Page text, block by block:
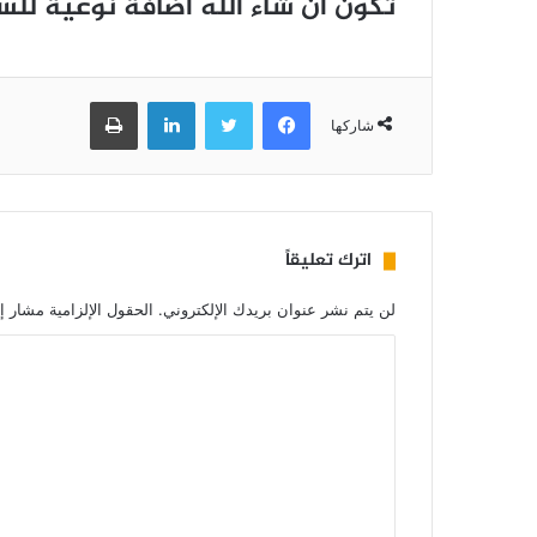
شاركها
فيسبوك تويتر لينكدإن طباعة
اترك تعليقاً
لن يتم نشر عنوان بريدك الإلكتروني. الحقول الإلزامية مشار